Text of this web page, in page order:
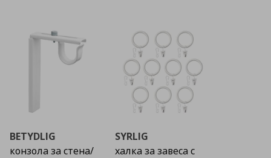
BETYDLIG
конзола за стена/
SYRLIG
халка за завеса с